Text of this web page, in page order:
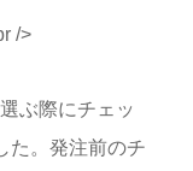
ぶ際にチェッ
た。発注前のチ